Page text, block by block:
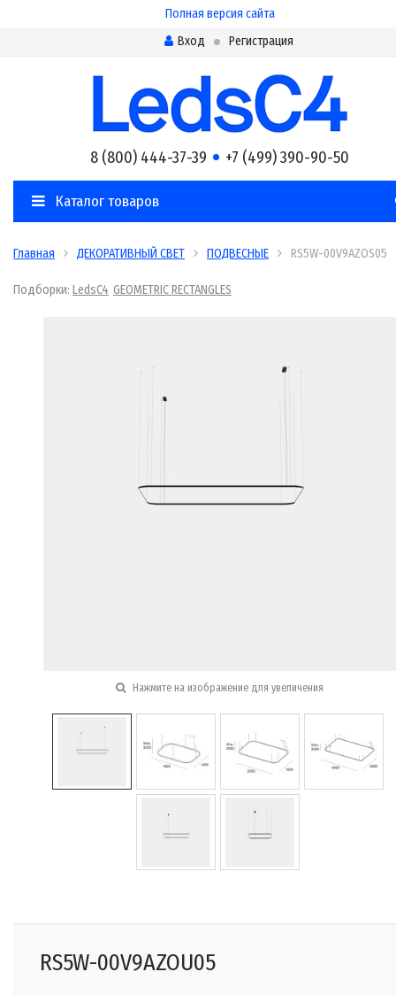
Полная версия сайта
Вход
Регистрация
8 (800) 444-37-39 +7 (499) 390-90-50
Каталог товаров
Главная ДЕКОРАТИВНЫЙ СВЕТ ПОДВЕСНЫЕ RS5W-00V9AZOS05
Подборки: LedsC4 GEOMETRIC RECTANGLES
Нажмите на изображение для увеличения
RS5W-00V9AZOU05